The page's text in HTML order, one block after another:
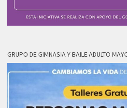
GRUPO DE GIMNASIA Y BAILE ADULTO